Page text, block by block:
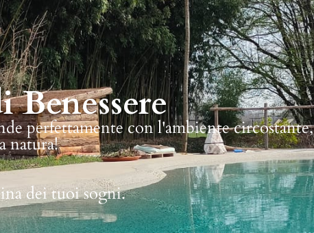
perfettamente con l'ambiente circostante,
natura!
dei tuoi sogni.